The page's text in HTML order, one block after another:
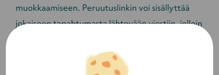
muokkaamiseen. Peruutuslinkin voi sisällyttää
jokaiseen tapahtumasta lähtevään viestiin, jolloin